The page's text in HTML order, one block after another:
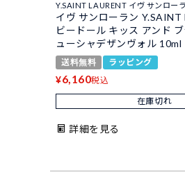
Y.SAINT LAURENT イヴ サンロー
イヴ サンローラン Y.SAINT
ビードール キッス アンド
ューシャデザンヴォル 10ml
送料無料 ラッピング
¥6,160税込
在庫切れ
詳細を見る